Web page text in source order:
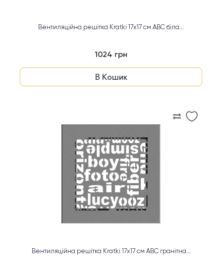
Вентиляційна решітка Kratki 17х17 см ABC біла...
1024 грн
В Кошик
Вентиляційна решітка Kratki 17х17 см ABC гранітна...